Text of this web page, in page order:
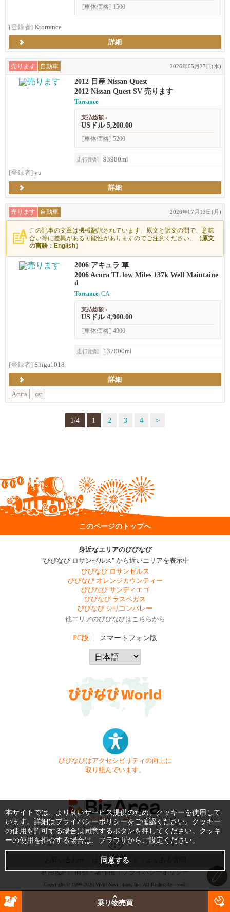
[車体価格] 1500
[登録者] Ktorrance
詳細
売ります 自動車 2026年05月27日(水)
2012 日産 Nissan Quest
2012 Nissan Quest SV 売ります
Torrance
支払総額 :
USドル 5,200.00
[車体価格] 5200
走行距離
93980ml
[登録者] yu
詳細
売ります 自動車 2026年07月13日(月)
この記事の文章は機械翻訳されています。原文と訳文の間で、意味
合い等に差異がある可能性がありますのでご注意ください。
（原文
の言語：English）
2006 アキュラ 車
2006 Acura TL low Miles 137k Well Maintaine
d
Torrance, CA
支払総額 :
USドル 4,900.00
[車体価格] 4900
走行距離
137000ml
[登録者] Shiga1018
詳細
Acura
car
1/4 1 2 3 4 >
このページのトップへ
身近なエリアのびびなび
"びびなび ロサンゼルス" から近いエリアを表示中
びびなび ロサンゼルス
びびなび オレンジカウンティー
びびなび サンディエゴ
びびなび ラスベガス
びびなび シリコンバレー
他エリアのびびなびはこちらから
PC版 スマートフォン版
びびなびはアクセシビリティの向上に
取り組んでいます。
- 企業向けサービス -
はじめてガイド
利用規約
商標・著作権 プライバシーポリシー
Copyright © 1999-2026 Vivid Navigation, Inc. All Rights Reserved.
Server US (42) @ Los Angeles Data Center
乗り物売買
本サイトでは、より良いサービス提供のため、クッキーを使用して
います。詳細はプライバシーポリシーをご確認ください。クッキー
の使用を許可する場合は同意するボタンを押してください。クッキ
ーの使用を拒否する場合は、ブラウザからご設定ください。